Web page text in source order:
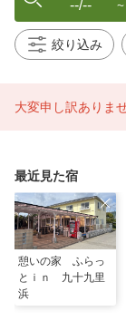
--/-- 〜
絞り込み
大変申し訳ありま
最近見た宿
憩いの家 ふらっ
とｉｎ 九十九里
浜